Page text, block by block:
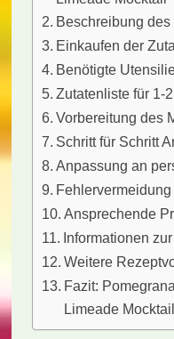
Beschreibung
Einkaufen der
Benötigte
Zutatenliste für 1-
Vorbereitung des
Schritt für Schritt
Anpassung an
Ansprechende
Informationen
Weitere
Fazit:
Limeade Mocktail